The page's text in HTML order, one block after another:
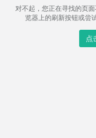
对不起，您正在寻找的页
览器上的刷新按钮或尝
点